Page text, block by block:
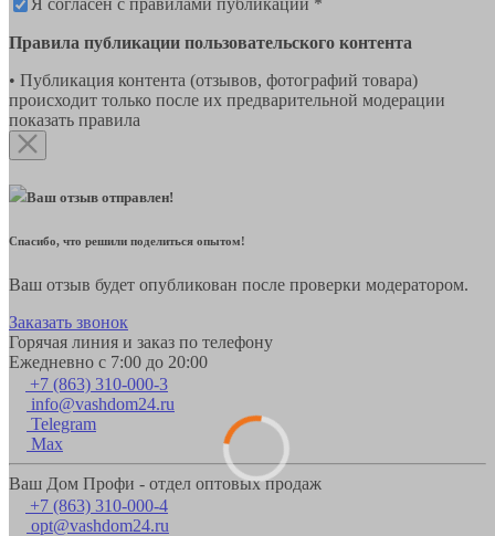
Я согласен с правилами публикации *
Правила публикации пользовательского контента
• Публикация контента (отзывов, фотографий товара)
происходит только после их предварительной модерации
показать правила
Ваш отзыв отправлен!
Спасибо, что решили поделиться опытом!
Ваш отзыв будет опубликован после проверки модератором.
Заказать звонок
Горячая линия и заказ по телефону
Ежедневно с 7:00 до 20:00
+7 (863) 310-000-3
info@vashdom24.ru
Telegram
Max
Ваш Дом Профи - отдел оптовых продаж
+7 (863) 310-000-4
opt@vashdom24.ru